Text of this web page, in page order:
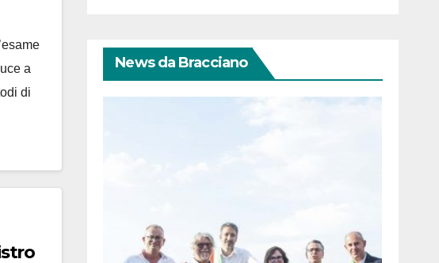
a
di
News da Bracciano